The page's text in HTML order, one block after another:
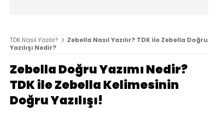
TDK Nasıl Yazılır?
Zebella Nasıl Yazılır? TDK ile Zebella Doğru
Yazılışı Nedir?
Zebella Doğru Yazımı Nedir?
TDK ile Zebella Kelimesinin
Doğru Yazılışı!